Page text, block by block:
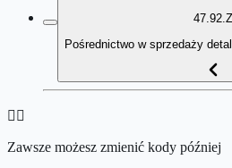
47.92.Z
Pośrednictwo w sprzedaży
👉🏻
Zawsze możesz zmienić kody później